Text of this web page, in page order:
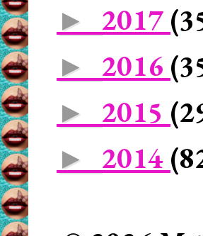
► 2017
► 2016
► 2015
► 2014